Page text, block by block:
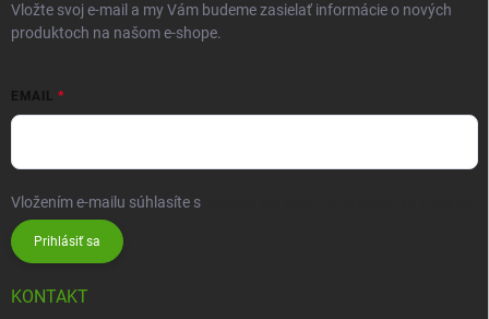
Vložte svoj e-mail a my Vám budeme zasielať informácie o nových
produktoch na našom e-shope.
EMAIL
Vložením e-mailu súhlasíte s
Prihlásiť sa
KONTAKT